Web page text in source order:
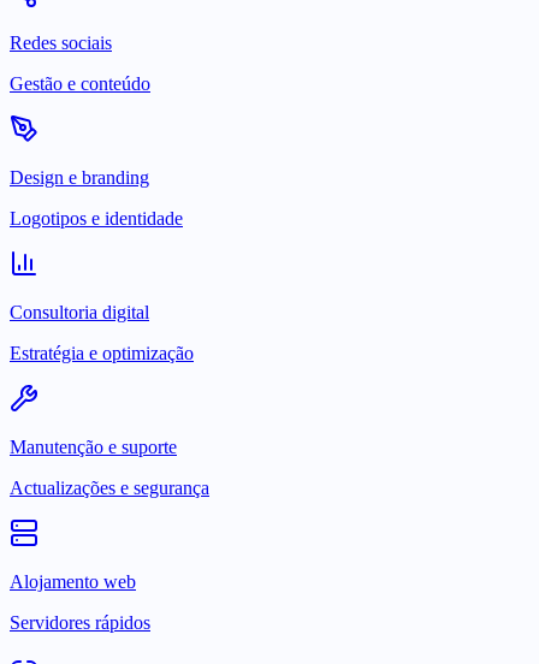
Redes sociais
Gestão e conteúdo
Design e branding
Logotipos e identidade
Consultoria digital
Estratégia e optimização
Manutenção e suporte
Actualizações e segurança
Alojamento web
Servidores rápidos